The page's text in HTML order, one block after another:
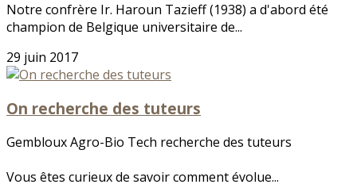
Notre confrère Ir. Haroun Tazieff (1938) a d'abord été
champion de Belgique universitaire de...
29 juin 2017
On recherche des tuteurs
Gembloux Agro-Bio Tech recherche des tuteurs
Vous êtes curieux de savoir comment évolue...